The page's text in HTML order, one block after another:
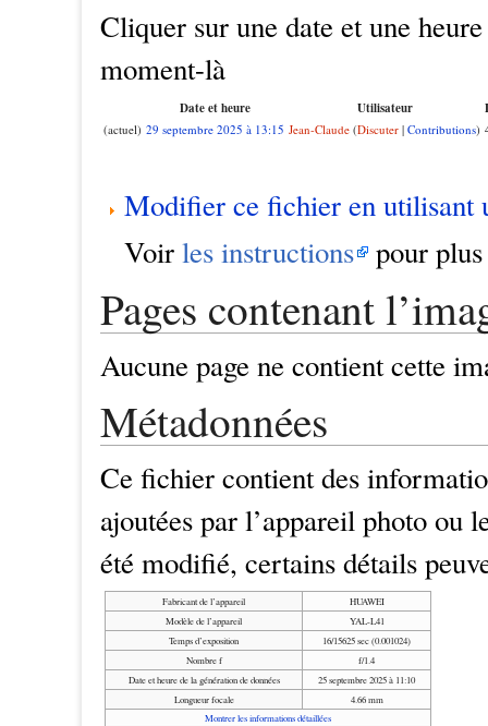
Cliquer sur une date et une
moment-là
Date et heure Utilisateur
(actuel) 29 septembre 2025 à 13:15 Jean-Claude (Discuter | Contributions)
Modifier ce fichier en utilisant
Voirles instructions pour
Pages contenant
Aucune page ne contient cette
Métadonnées
Ce fichier contient des
ajoutées par l’appareil photo ou
été modifié, certains détails
Fabricant de l’appareil
HUAWEI
Modèle de l’appareil
YAL-L41
Temps d’exposition
16/15625 sec (0.001024)
Nombre f
f/1.4
Date et heure de la génération de données
25 septembre 2025 à 11:10
Longueur focale
4.66 mm
Montrer les informations détaillées